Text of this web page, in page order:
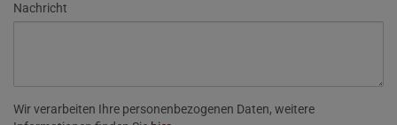
Nachricht
Wir verarbeiten Ihre personenbezogenen Daten, weitere